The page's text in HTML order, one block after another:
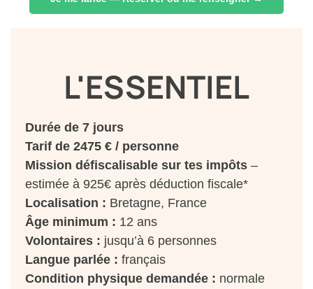
L'ESSENTIEL
Durée de 7 jours
Tarif de 2475 € / personne
Mission défiscalisable sur tes impôts–
estimée à 925€ après déduction fiscale*
Localisation : Bretagne, France
Âge minimum : 12 ans
Volontaires : jusqu’à 6 personnes
Langue parlée : français
Condition physique demandée : normale